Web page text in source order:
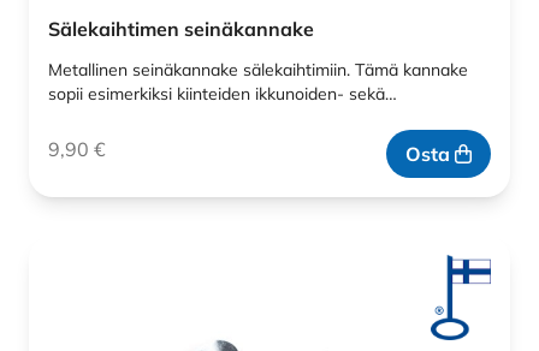
Sälekaihtimen seinäkannake
Metallinen seinäkannake sälekaihtimiin. Tämä kannake
sopii esimerkiksi kiinteiden ikkunoiden- sekä…
9,90 € Osta